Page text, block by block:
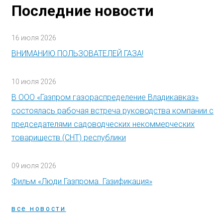
Последние новости
16 июля 2026
ВНИМАНИЮ ПОЛЬЗОВАТЕЛЕЙ ГАЗА!
10 июля 2026
В ООО «Газпром газораспределение Владикавказ»
состоялась рабочая встреча руководства компании с
председателями садоводческих некоммерческих
товариществ (СНТ) республики
09 июля 2026
Фильм «Люди Газпрома. Газификация»
все новости